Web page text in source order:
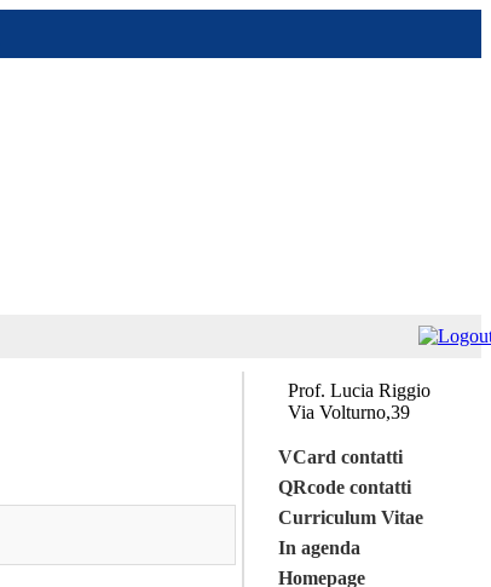
Prof. Lucia Riggio
Via Volturno,39
VCard contatti
QRcode contatti
Curriculum Vitae
In agenda
Homepage